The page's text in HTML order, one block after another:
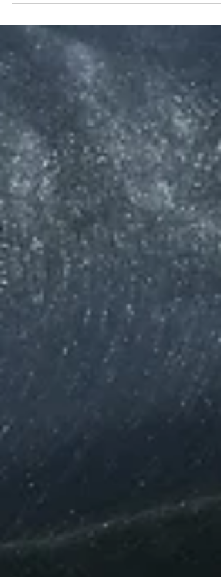
した。 草刈りはお宅の裏の一部を行い、ビワの木
は大きくなりすぎて家に接触していたため、かな
り強めの枝打ちを行いました。 お客様には大変喜
んでいただけました。 えにしプランニング 浜松
市・磐田市・袋井市・掛川市・湖西市 ...